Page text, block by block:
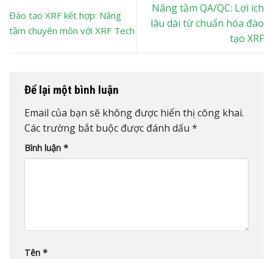
Đào tạo XRF kết hợp: Nâng
tầm chuyên môn với XRF Tech
Nâng tầm QA/QC: Lợi ích
lâu dài từ chuẩn hóa đào
tạo XRF
Để lại một bình luận
Email của bạn sẽ không được hiển thị công khai.
Các trường bắt buộc được đánh dấu *
Bình luận *
Tên *